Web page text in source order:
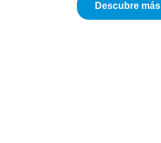
Descubre más